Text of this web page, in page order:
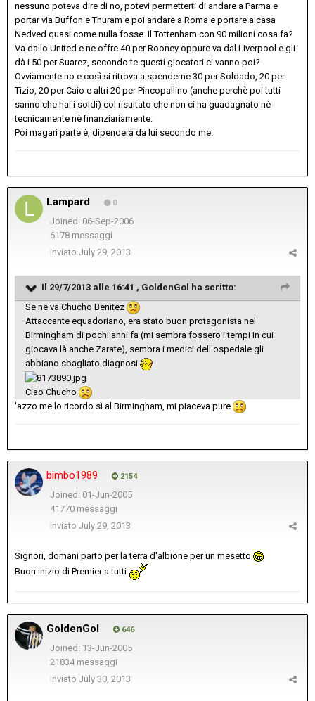
nessuno poteva dire di no, potevi permetterti di andare a Parma e
portar via Buffon e Thuram e poi andare a Roma e portare a casa
Nedved quasi come nulla fosse. Il Tottenham con 90 milioni cosa fa?
Va dallo United e ne offre 40 per Rooney oppure va dal Liverpool e gli
dà i 50 per Suarez, secondo te questi giocatori ci vanno poi?
Ovviamente no e così si ritrova a spenderne 30 per Soldado, 20 per
Tizio, 20 per Caio e altri 20 per Pincopallino (anche perchè poi tutti
sanno che hai i soldi) col risultato che non ci ha guadagnato nè
tecnicamente nè finanziariamente.
Poi magari parte è, dipenderà da lui secondo me.
Lampard 0
Joined: 06-Sep-2006
6178 messaggi
Inviato July 29, 2013
Il 29/7/2013 alle 16:41 , GoldenGol ha scritto:
Se ne va Chucho Benitez
Attaccante equadoriano, era stato buon protagonista nel
Birmingham di pochi anni fa (mi sembra fossero i tempi in cui
giocava là anche Zarate), sembra i medici dell'ospedale gli
abbiano sbagliato diagnosi
Ciao Chucho
'azzo me lo ricordo sì al Birmingham, mi piaceva pure
bimbo1989 2154
Joined: 01-Jun-2005
41770 messaggi
Inviato July 29, 2013
Signori, domani parto per la terra d'albione per un mesetto
Buon inizio di Premier a tutti
GoldenGol 646
Joined: 13-Jun-2005
21834 messaggi
Inviato July 30, 2013